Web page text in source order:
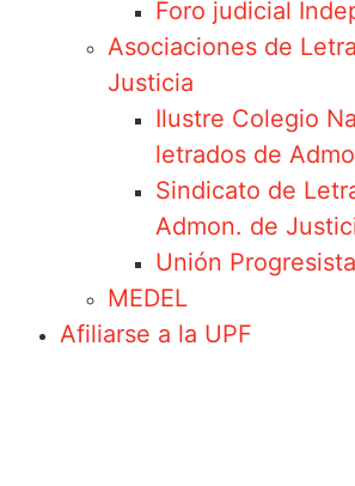
Foro judicial
Asociaciones de
Justicia
Ilustre Colegio
letrados de
Sindicato de
Admon. de
Unión
MEDEL
Afiliarse a la UPF